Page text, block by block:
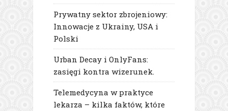
Prywatny sektor zbrojeniowy:
Innowacje z Ukrainy, USA i
Polski
Urban Decay i OnlyFans:
zasięgi kontra wizerunek.
Telemedycyna w praktyce
lekarza – kilka faktów, które